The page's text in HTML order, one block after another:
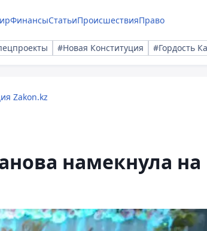
ФинансыСтатьиПроисшествияПраво
#Новая Конституция #Гордость
Zakon.kz
намекнула на